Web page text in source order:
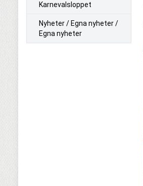
Karnevalsloppet
Nyheter / Egna nyheter /
Egna nyheter